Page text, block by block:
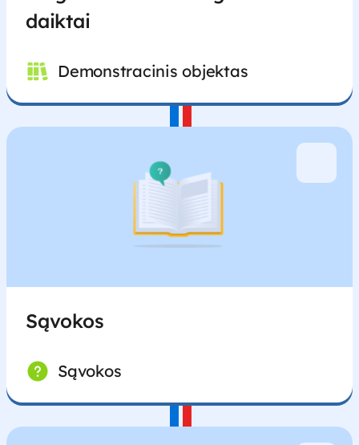
daiktai
Demonstracinis objektas
Sąvokos
Sąvokos